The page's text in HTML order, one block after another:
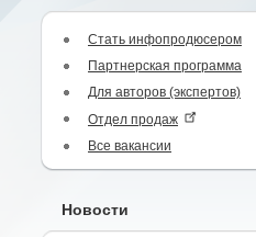
Стать инфопродюсером
Партнерская программа
Для авторов (экспертов)
Отдел продаж
Все вакансии
Новости